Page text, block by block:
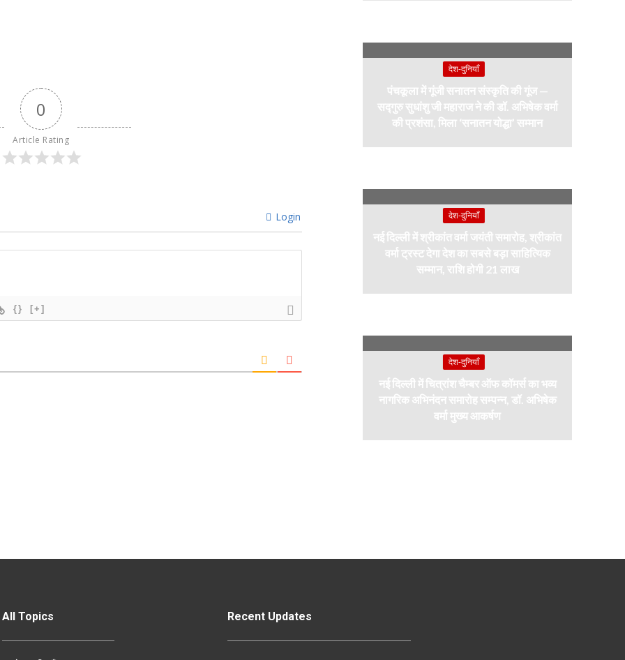
0
Article Rating
Login
{} [+]
देश-दुनियाँ
पंचकूला में गूंजी सनातन संस्कृति की गूंज —
सद्गुरु सुधांशु जी महाराज ने की डॉ. अभिषेक वर्मा
की प्रशंसा, मिला ‘सनातन योद्धा’ सम्मान
देश-दुनियाँ
नई दिल्ली में श्रीकांत वर्मा जयंती समारोह, श्रीकांत
वर्मा ट्रस्ट देगा देश का सबसे बड़ा साहित्यिक
सम्मान, राशि होगी 21 लाख
देश-दुनियाँ
नई दिल्ली में चित्रांश चैम्बर ऑफ कॉमर्स का भव्य
नागरिक अभिनंदन समारोह सम्पन्न, डॉ. अभिषेक
वर्मा मुख्य आकर्षण
All Topics Recent Updates